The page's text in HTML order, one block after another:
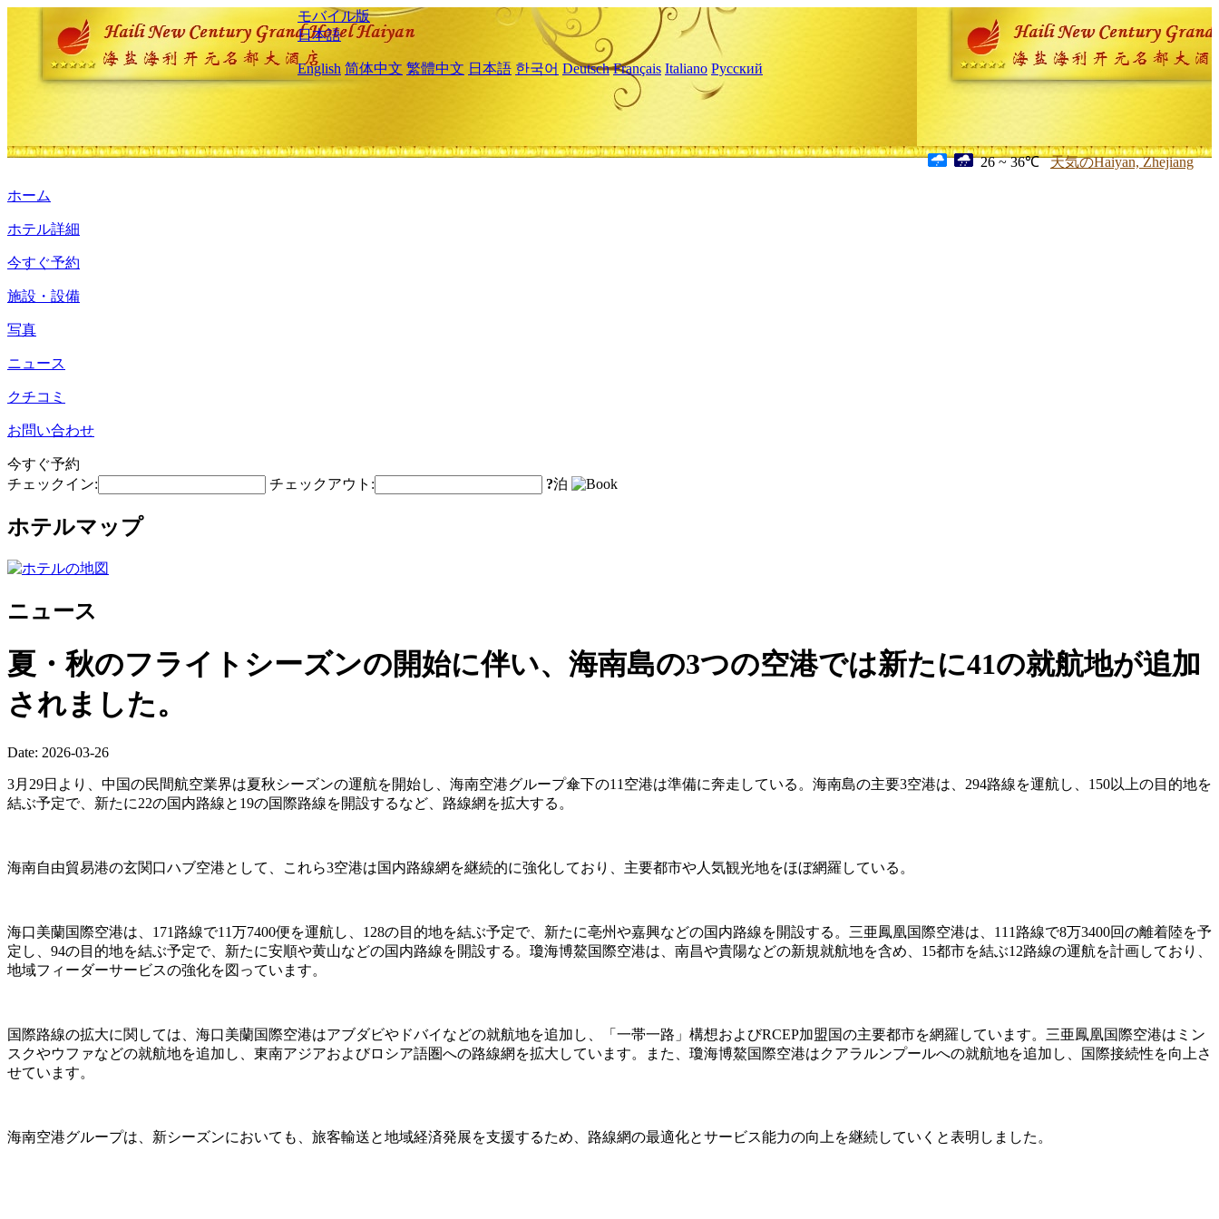
モバイル版
日本語
English 简体中文 繁體中文 日本語 한국어 Deutsch Français Italiano Русский
26 ~ 36℃ 天気のHaiyan, Zhejiang
ホーム
ホテル詳細
今すぐ予約
施設・設備
写真
ニュース
クチコミ
お問い合わせ
今すぐ予約
チェックイン:
チェックアウト: ?泊
ホテルマップ
ニュース
夏・秋のフライトシーズンの開始に伴い、海南島の3つの空港では新たに41の就航地が追加
されました。
Date: 2026-03-26
3月29日より、中国の民間航空業界は夏秋シーズンの運航を開始し、海南空港グループ傘下の11空港は準備に奔走している。海南島の主要3空港は、294路線を運航し、150以上の目的地を
結ぶ予定で、新たに22の国内路線と19の国際路線を開設するなど、路線網を拡大する。
海南自由貿易港の玄関口ハブ空港として、これら3空港は国内路線網を継続的に強化しており、主要都市や人気観光地をほぼ網羅している。
海口美蘭国際空港は、171路線で11万7400便を運航し、128の目的地を結ぶ予定で、新たに亳州や嘉興などの国内路線を開設する。三亜鳳凰国際空港は、111路線で8万3400回の離着陸を予
定し、94の目的地を結ぶ予定で、新たに安順や黄山などの国内路線を開設する。瓊海博鰲国際空港は、南昌や貴陽などの新規就航地を含め、15都市を結ぶ12路線の運航を計画しており、
地域フィーダーサービスの強化を図っています。
国際路線の拡大に関しては、海口美蘭国際空港はアブダビやドバイなどの就航地を追加し、「一帯一路」構想およびRCEP加盟国の主要都市を網羅しています。三亜鳳凰国際空港はミン
スクやウファなどの就航地を追加し、東南アジアおよびロシア語圏への路線網を拡大しています。また、瓊海博鰲国際空港はクアラルンプールへの就航地を追加し、国際接続性を向上さ
せています。
海南空港グループは、新シーズンにおいても、旅客輸送と地域経済発展を支援するため、路線網の最適化とサービス能力の向上を継続していくと表明しました。